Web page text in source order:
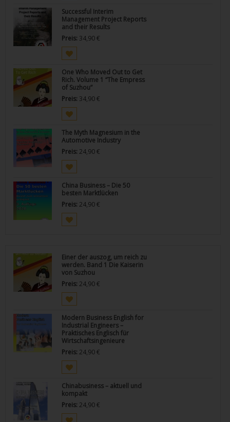
Successful Interim
Management Project Reports
and their Results
Preis: 34,90€
One Who Moved Out to Get
Rich. Volume 1 “The Empress
of Suzhou”
Preis: 34,90€
The Myth Magnesium in the
Automotive Industry
Preis: 24,90€
China Business – Die 50
besten Marktlücken
Preis: 24,90€
Einer der auszog, um reich zu
werden. Band 1 Die Kaiserin
von Suzhou
Preis: 24,90€
Modern Business English for
Industrial Engineers –
Praktisches Englisch für
Wirtschaftsingenieure
Preis: 24,90€
Chinabusiness – aktuell und
kompakt
Preis: 24,90€